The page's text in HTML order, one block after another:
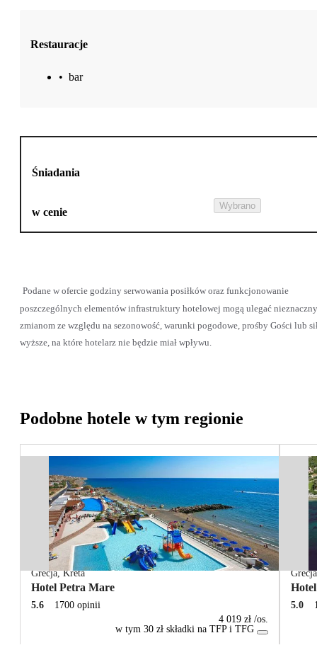
Restauracje
• bar
Śniadania
w cenie
Wybrano
Podane w ofercie godziny serwowania posiłków oraz funkcjonowanie
poszczególnych elementów infrastruktury hotelowej mogą ulegać
zmianom ze względu na sezonowość, warunki pogodowe, prośby Gości lub
wyższe, na które hotelarz nie będzie miał wpływu.
Podobne hotele w tym regionie
Grecja,Kreta
Hotel Petra Mare
5.6
1700 opinii
4 019 zł /os.
w tym 30 zł składki na TFP i TFG
Grecja
5.0